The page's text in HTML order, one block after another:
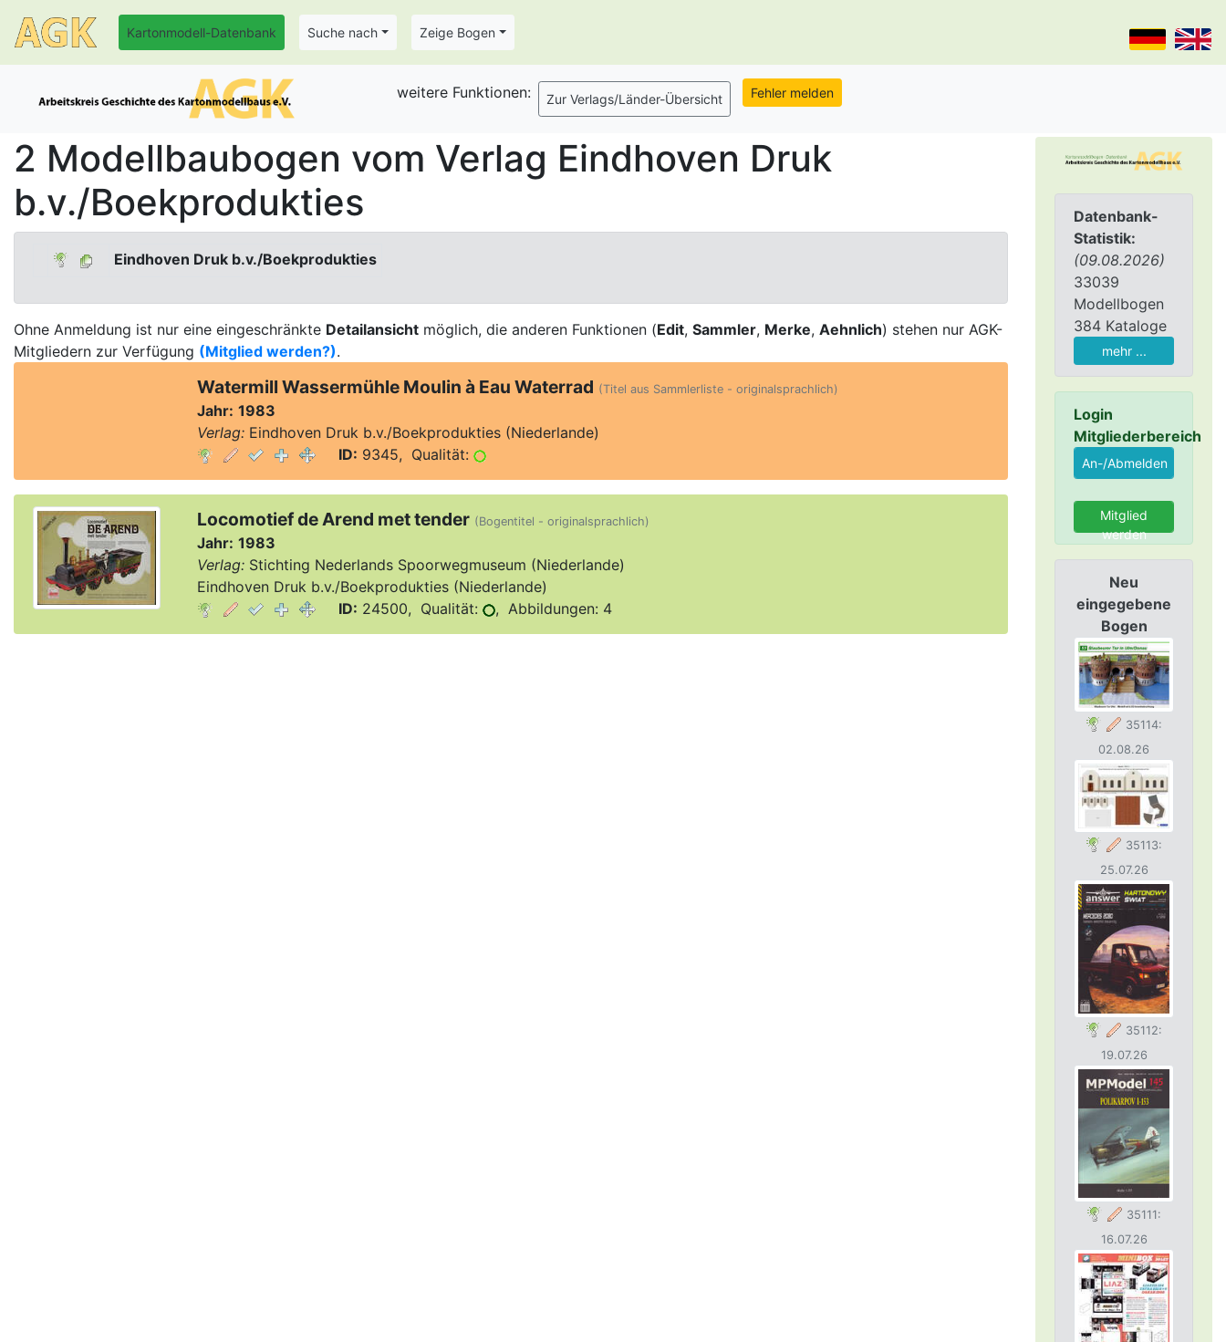
Kartonmodell-Datenbank Suche nach Zeige Bogen
Datenbank-
Statistik:
(09.08.2026)
33039
Modellbogen
384 Kataloge
mehr ...
Login
Mitgliederbereich
Mitglied
werden
Neu
eingegebene
Bogen
35114:
02.08.26
35113:
25.07.26
35112:
19.07.26
35111:
16.07.26
weitere Funktionen:
2 Modellbaubogen vom Verlag Eindhoven Druk
b.v./Boekprodukties
Eindhoven Druk b.v./Boekprodukties
Ohne Anmeldung ist nur eine eingeschränkte Detailansicht möglich, die anderen Funktionen (Edit, Sammler, Merke, Aehnlich) stehen nur AGK-
Mitgliedern zur Verfügung (Mitglied werden?).
Watermill Wassermühle Moulin à Eau Waterrad (Titel aus Sammlerliste - originalsprachlich)
Jahr: 1983
Verlag:Eindhoven Druk b.v./Boekprodukties (Niederlande)
ID: 9345, Qualität:
Locomotief de Arend met tender (Bogentitel - originalsprachlich)
Jahr: 1983
Verlag:Stichting Nederlands Spoorwegmuseum (Niederlande)
Eindhoven Druk b.v./Boekprodukties (Niederlande)
ID: 24500, Qualität: , Abbildungen: 4